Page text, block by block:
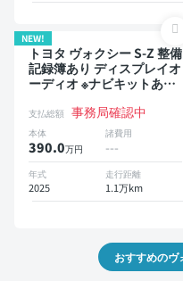
NEW!
トヨタ ヴォクシー S-Z 整備
記録簿あり ディスプレイオ
ーディオ ※ナビキットあり
スマートキー ETC 電動バ
ックドア バックモニター
ドライブレコーダー 衝突軽
減 両側電動スライドドア 7
人乗り
支払総額 事務局確認中
本体
390.0万円
諸費用
---
年式
2025
走行距離
1.1万km
おすすめのヴ